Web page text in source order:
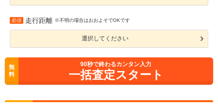
必須 走行距離 ※不明の場合はおおよそでOKです
選択してください
無
料
90秒で終わるカンタン入力
一括査定スタート